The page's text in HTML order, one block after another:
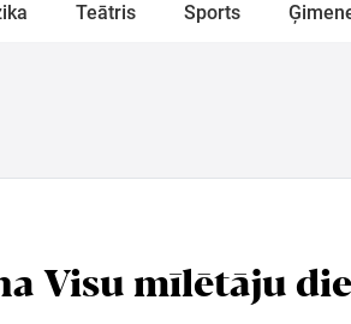
Teātris Sports
Visu mīlētāju